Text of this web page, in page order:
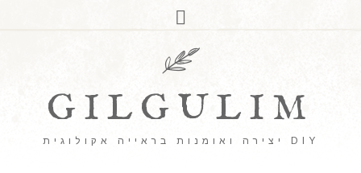
GILGULIM
DIY יצירה ואומנות בראייה אקולוגית